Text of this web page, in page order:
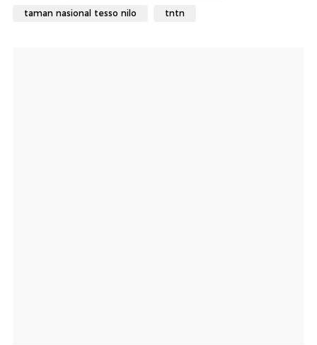
taman nasional tesso nilo tntn